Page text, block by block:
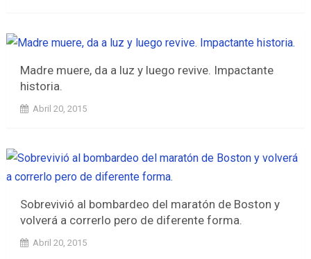
Madre muere, da a luz y luego revive. Impactante
historia.
Abril 20, 2015
Sobrevivió al bombardeo del maratón de Boston y
volverá a correrlo pero de diferente forma.
Abril 20, 2015